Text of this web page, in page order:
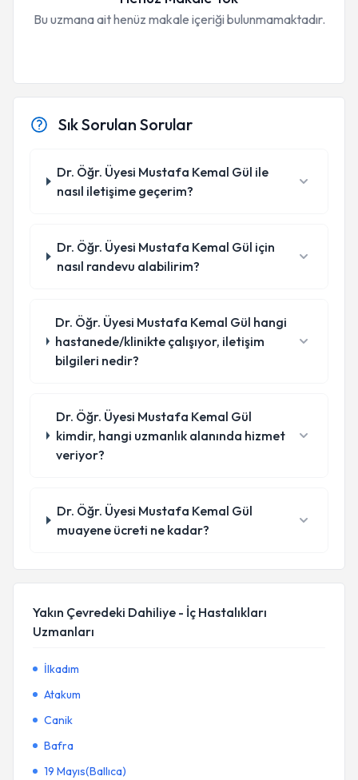
Bu uzmana ait henüz makale içeriği bulunmamaktadır.
Sık Sorulan Sorular
Dr. Öğr. Üyesi Mustafa Kemal Gül ile
nasıl iletişime geçerim?
Dr. Öğr. Üyesi Mustafa Kemal Gül için
nasıl randevu alabilirim?
Dr. Öğr. Üyesi Mustafa Kemal Gül hangi
hastanede/klinikte çalışıyor, iletişim
bilgileri nedir?
Dr. Öğr. Üyesi Mustafa Kemal Gül
kimdir, hangi uzmanlık alanında hizmet
veriyor?
Dr. Öğr. Üyesi Mustafa Kemal Gül
muayene ücreti ne kadar?
Yakın Çevredeki Dahiliye - İç Hastalıkları
Uzmanları
İlkadım
Atakum
Canik
Bafra
19 Mayıs(Ballıca)